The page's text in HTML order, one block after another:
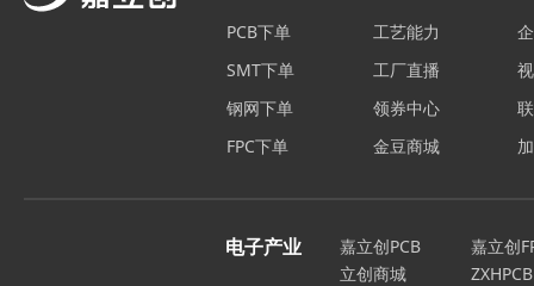
PCB下单
SMT下单
钢网下单
FPC下单
工艺能力
工厂直播
领券中心
金豆商城
电子产业 嘉立创PCB
嘉立创
立创商城
ZXHPCB